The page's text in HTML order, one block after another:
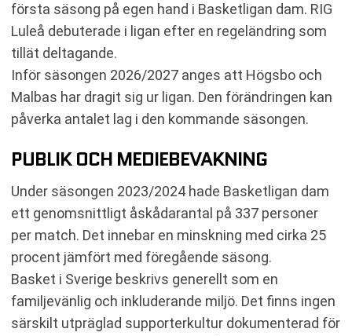
första säsong på egen hand i Basketligan dam. RIG
Luleå debuterade i ligan efter en regeländring som
tillät deltagande.
Inför säsongen 2026/2027 anges att Högsbo och
Malbas har dragit sig ur ligan. Den förändringen kan
påverka antalet lag i den kommande säsongen.
PUBLIK OCH MEDIEBEVAKNING
Under säsongen 2023/2024 hade Basketligan dam
ett genomsnittligt åskådarantal på 337 personer
per match. Det innebar en minskning med cirka 25
procent jämfört med föregående säsong.
Basket i Sverige beskrivs generellt som en
familjevänlig och inkluderande miljö. Det finns ingen
särskilt utpräglad supporterkultur dokumenterad för